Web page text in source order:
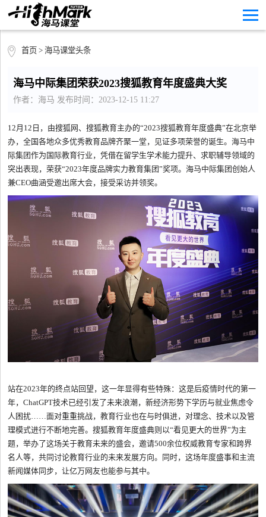
首页 > 海马课堂头条
海马中际集团荣获2023搜狐教育年度盛典大奖
作者：海马 发布时间：2023-12-15 11:27
12月12日，由搜狐网、搜狐教育主办的“2023搜狐教育年度盛典”在北京举
办，全国各地众多优秀教育品牌齐聚一堂，见证多项荣誉的诞生。海马中
际集团作为国际教育行业，凭借在留学生学术能力提升、求职辅导领域的
突出表现，荣获“2023年度品牌实力教育集团”奖项。海马中际集团创始人
兼CEO曲涵受邀出席大会，接受采访并领奖。
站在2023年的终点站回望，这一年显得有些特殊：这是后疫情时代的第一
年，ChatGPT技术已经引发了未来浪潮，新经济形势下学历与就业焦虑令
人困扰……面对重重挑战，教育行业也在与时俱进，对理念、技术以及管
理模式进行不断地完善。搜狐教育年度盛典则以“看见更大的世界”为主
题，举办了这场关于教育未来的盛会，邀请500余位权威教育专家和跨界
名人等，共同讨论教育行业的未来发展方向。同时，这场年度盛事和主流
新闻媒体同步，让亿万网友也能参与其中。